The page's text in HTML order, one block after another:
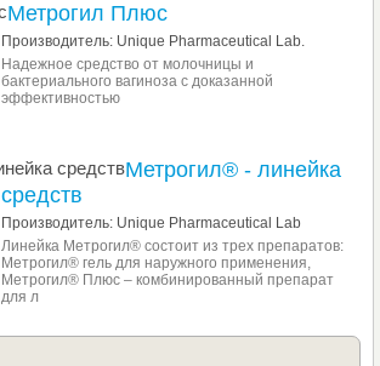
Метрогил Плюс
Производитель: Unique Pharmaceutical Lab.
Надежное средство от молочницы и
бактериального вагиноза с доказанной
эффективностью
Метрогил® - линейка
средств
Производитель: Unique Pharmaceutical Lab
Линейка Метрогил® состоит из трех препаратов:
Метрогил® гель для наружного применения,
Метрогил® Плюс – комбинированный препарат
для л